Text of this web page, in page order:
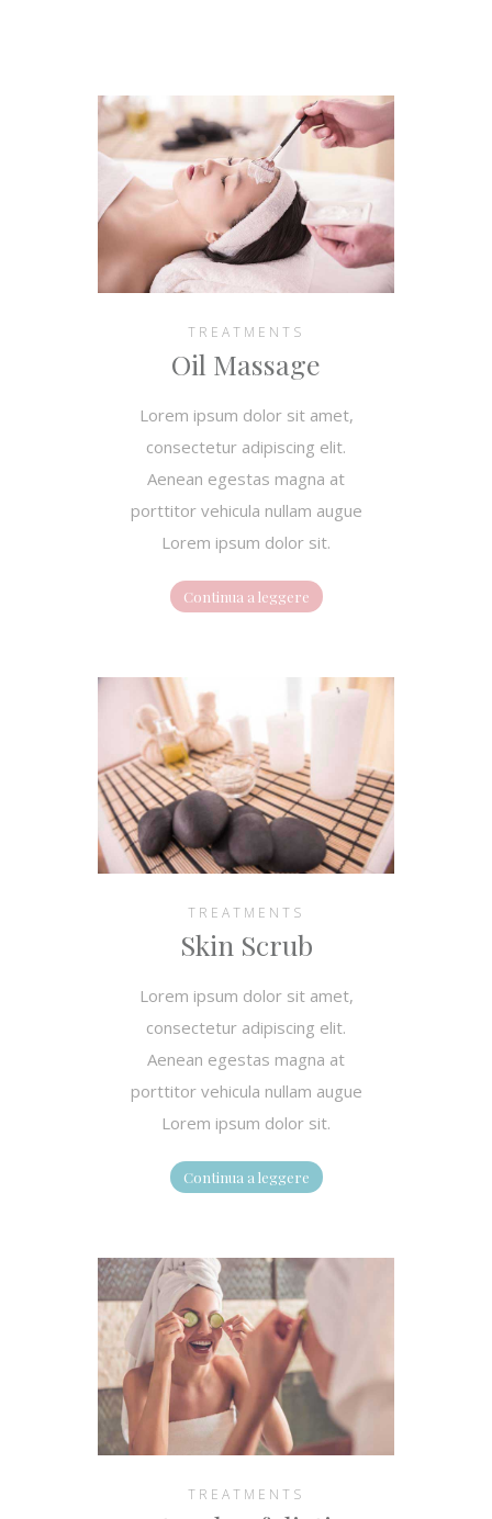
TREATMENTS
Oil Massage
Lorem ipsum dolor sit amet,
consectetur adipiscing elit.
Aenean egestas magna at
porttitor vehicula nullam augue
Lorem ipsum dolor sit.
Continua a leggere
TREATMENTS
Skin Scrub
Lorem ipsum dolor sit amet,
consectetur adipiscing elit.
Aenean egestas magna at
porttitor vehicula nullam augue
Lorem ipsum dolor sit.
Continua a leggere
TREATMENTS